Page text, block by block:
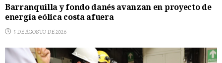
Barranquilla y fondo danés avanzan en proyecto de
energía eólica costa afuera
5 DE AGOSTO DE 2026